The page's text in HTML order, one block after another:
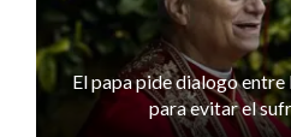
El papa pide dialogo
para evitar el